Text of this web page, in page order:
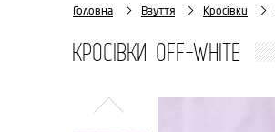
Головна Взуття Кросівки
КРОСІВКИ OFF-WHITE